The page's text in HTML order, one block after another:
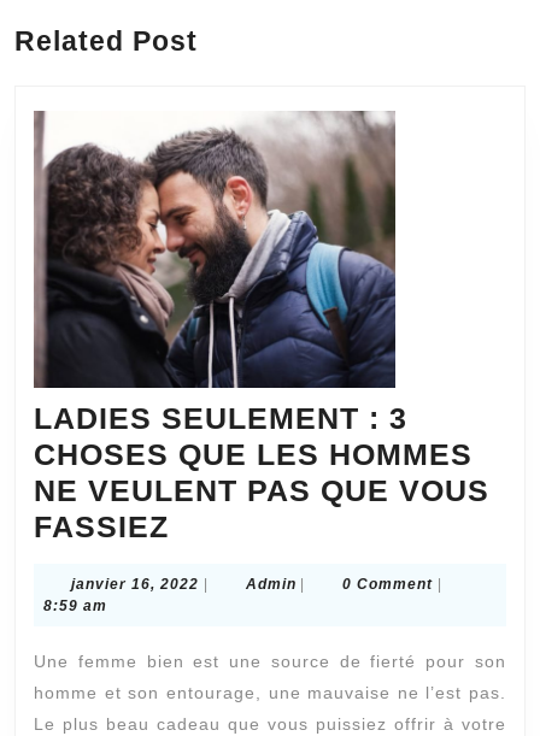
post:
Related Post
LADIES SEULEMENT : 3
CHOSES QUE LES HOMMES
NE VEULENT PAS QUE VOUS
FASSIEZ
:
CHOSES
QUE
janvier 16, 2022 janvierAdminAdmin0 Comment
8:59 am
Une femme bien est une source de fierté pour son
homme et son entourage, une mauvaise ne l’est pas.
Le plus beau cadeau que vous puissiez offrir à votre